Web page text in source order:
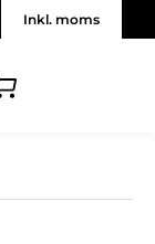
Inkl. moms